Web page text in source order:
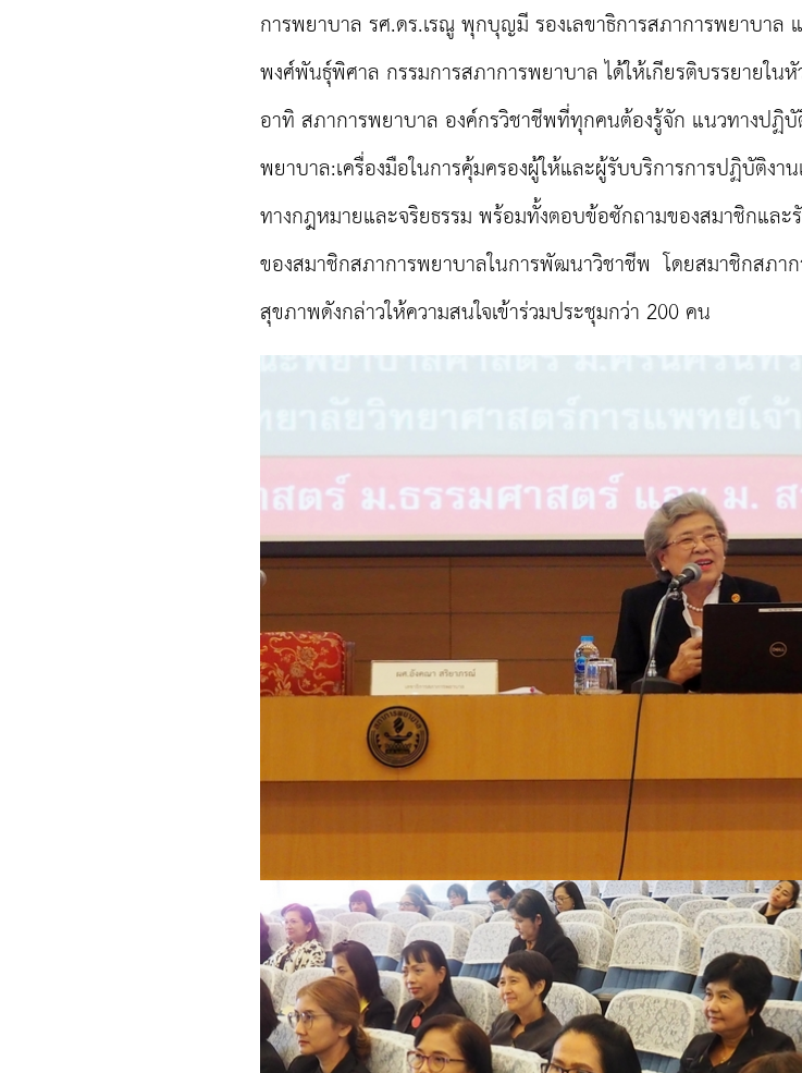
การพยาบาล รศ.ดร.เรณู พุกบุญมี รองเลขาธิการสภาการพยาบาล
พงศ์พันธุ์พิศาล กรรมการสภาการพยาบาล ได้ให้เกียรติบรรยายใน
อาทิ สภาการพยาบาล องค์กรวิชาชีพที่ทุกคนต้องรู้จัก แนวทางปฏิ
พยาบาล:เครื่องมือในการคุ้มครองผู้ให้และผู้รับบริการการปฏิบัติงา
ทางกฎหมายและจริยธรรม พร้อมทั้งตอบข้อซักถามของสมาชิกแล
ของสมาชิกสภาการพยาบาลในการพัฒนาวิชาชีพ โดยสมาชิกสภา
สุขภาพดังกล่าวให้ความสนใจเข้าร่วมประชุมกว่า 200 คน